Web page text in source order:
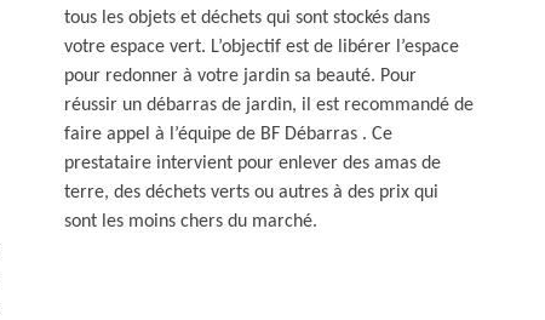
tous les objets et déchets qui sont stockés dans
votre espace vert. L’objectif est de libérer l’espace
pour redonner à votre jardin sa beauté. Pour
réussir un débarras de jardin, il est recommandé de
faire appel à l’équipe de BF Débarras . Ce
prestataire intervient pour enlever des amas de
terre, des déchets verts ou autres à des prix qui
sont les moins chers du marché.